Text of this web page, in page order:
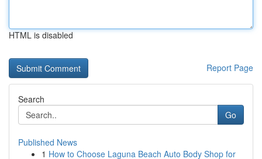
HTML is disabled
Report Page
Search
Go
Published News
1 How to Choose Laguna Beach Auto Body Shop for